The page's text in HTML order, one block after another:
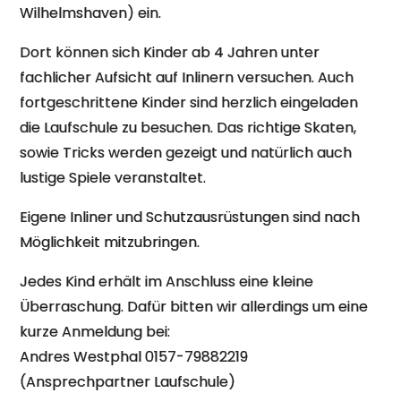
Wilhelmshaven) ein.
Dort können sich Kinder ab 4 Jahren unter
fachlicher Aufsicht auf Inlinern versuchen. Auch
fortgeschrittene Kinder sind herzlich eingeladen
die Laufschule zu besuchen. Das richtige Skaten,
sowie Tricks werden gezeigt und natürlich auch
lustige Spiele veranstaltet.
Eigene Inliner und Schutzausrüstungen sind nach
Möglichkeit mitzubringen.
Jedes Kind erhält im Anschluss eine kleine
Überraschung. Dafür bitten wir allerdings um eine
kurze Anmeldung bei:
Andres Westphal 0157-79882219
(Ansprechpartner Laufschule)